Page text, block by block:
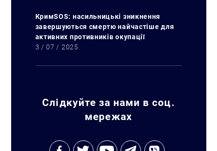
КримSOS: насильницькі зникнення
завершуються смертю найчастіше для
активних противників окупації
3 / 07 / 2025
Слідкуйте за нами в соц.
мережах